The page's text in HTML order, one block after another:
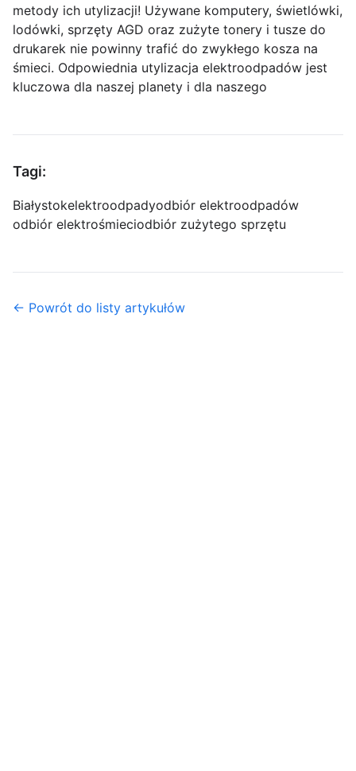
metody ich utylizacji! Używane komputery, świetlówki,
lodówki, sprzęty AGD oraz zużyte tonery i tusze do
drukarek nie powinny trafić do zwykłego kosza na
śmieci. Odpowiednia utylizacja elektroodpadów jest
kluczowa dla naszej planety i dla naszego
Tagi:
Białystokelektroodpadyodbiór elektroodpadów
odbiór elektrośmieciodbiór zużytego sprzętu
← Powrót do listy artykułów